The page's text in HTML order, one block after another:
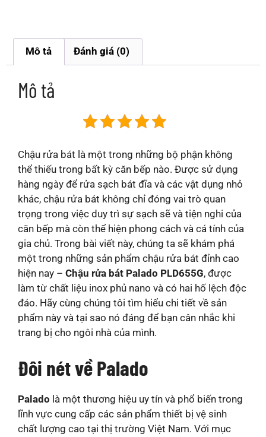
Mô tả Đánh giá (0)
Mô tả
Chậu rửa bát là một trong những bộ phận không
thể thiếu trong bất kỳ căn bếp nào. Được sử dụng
hàng ngày để rửa sạch bát đĩa và các vật dụng nhỏ
khác, chậu rửa bát không chỉ đóng vai trò quan
trọng trong việc duy trì sự sạch sẽ và tiện nghi của
căn bếp mà còn thể hiện phong cách và cá tính của
gia chủ. Trong bài viết này, chúng ta sẽ khám phá
một trong những sản phẩm chậu rửa bát đỉnh cao
hiện nay – Chậu rửa bát Palado PLD655G, được
làm từ chất liệu inox phủ nano và có hai hố lệch độc
đáo. Hãy cùng chúng tôi tìm hiểu chi tiết về sản
phẩm này và tại sao nó đáng để bạn cân nhắc khi
trang bị cho ngôi nhà của mình.
Đôi nét về Palado
Palado là một thương hiệu uy tín và phổ biến trong
lĩnh vực cung cấp các sản phẩm thiết bị vệ sinh
chất lượng cao tại thị trường Việt Nam. Với mục